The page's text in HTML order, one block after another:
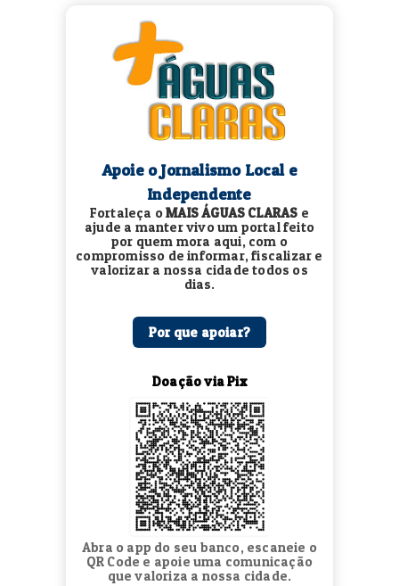
Apoie o Jornalismo Local e
Independente
Fortaleça oMAIS ÁGUAS CLARAS e
ajude a manter vivo um portal feito
por quem mora aqui, com o
compromisso de informar, fiscalizar e
valorizar a nossa cidade todos os
dias.
Por que apoiar?
Doação via Pix
Abra o app do seu banco, escaneie o
QR Code e apoie uma comunicação
que valoriza a nossa cidade.